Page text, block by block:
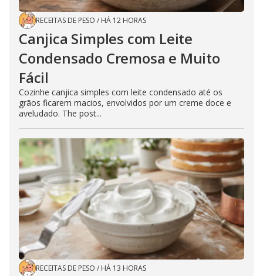
RECEITAS DE PESO / HÁ 12 HORAS
Canjica Simples com Leite
Condensado Cremosa e Muito
Fácil
Cozinhe canjica simples com leite condensado até os
grãos ficarem macios, envolvidos por um creme doce e
aveludado. The post...
RECEITAS DE PESO / HÁ 13 HORAS